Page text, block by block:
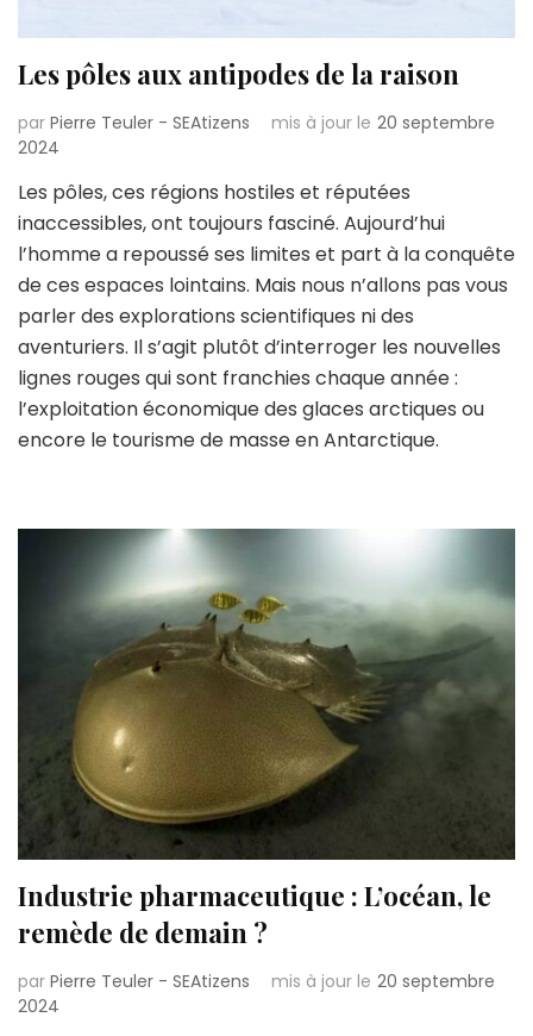
Les pôles aux antipodes de la raison
par Pierre Teuler - SEAtizens mis à jour le 20 septembre
2024
Les pôles, ces régions hostiles et réputées
inaccessibles, ont toujours fasciné. Aujourd’hui
l’homme a repoussé ses limites et part à la conquête
de ces espaces lointains. Mais nous n’allons pas vous
parler des explorations scientifiques ni des
aventuriers. Il s’agit plutôt d’interroger les nouvelles
lignes rouges qui sont franchies chaque année :
l’exploitation économique des glaces arctiques ou
encore le tourisme de masse en Antarctique.
Industrie pharmaceutique : L’océan, le
remède de demain ?
par Pierre Teuler - SEAtizens mis à jour le 20 septembre
2024